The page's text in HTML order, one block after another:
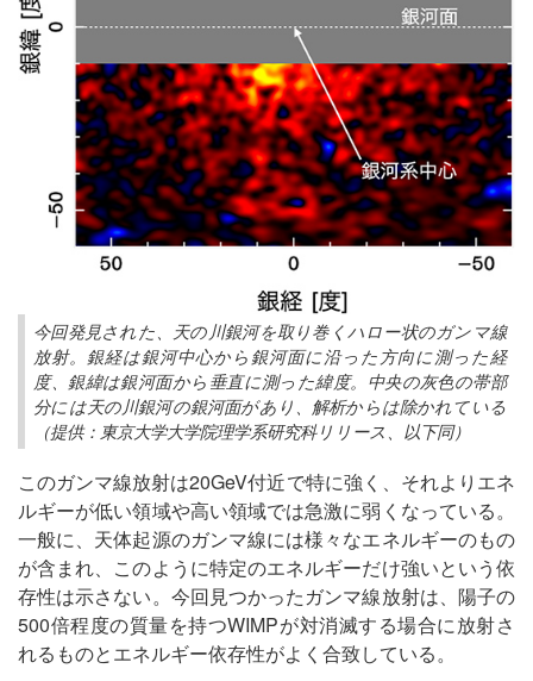
今回発見された、天の川銀河を取り巻くハロー状のガンマ線
放射。銀経は銀河中心から銀河面に沿った方向に測った経
度、銀緯は銀河面から垂直に測った緯度。中央の灰色の帯部
分には天の川銀河の銀河面があり、解析からは除かれている
（提供：東京大学大学院理学系研究科リリース、以下同）
このガンマ線放射は20GeV付近で特に強く、それよりエネ
ルギーが低い領域や高い領域では急激に弱くなっている。
一般に、天体起源のガンマ線には様々なエネルギーのもの
が含まれ、このように特定のエネルギーだけ強いという依
存性は示さない。今回見つかったガンマ線放射は、陽子の
500倍程度の質量を持つWIMPが対消滅する場合に放射さ
れるものとエネルギー依存性がよく合致している。